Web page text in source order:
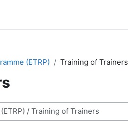
(ETRP) Training of Trainers